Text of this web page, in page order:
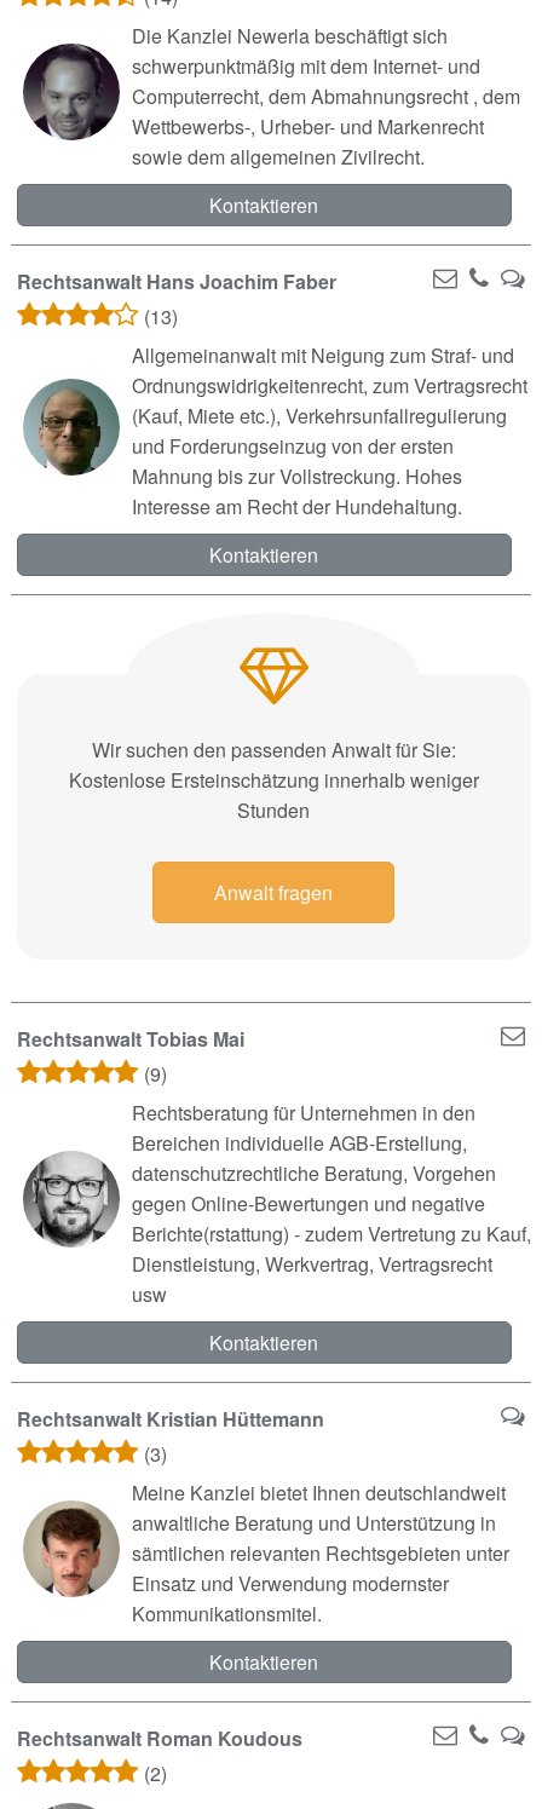
Die Kanzlei Newerla beschäftigt sich
schwerpunktmäßig mit dem Internet- und
Computerrecht, dem Abmahnungsrecht , dem
Wettbewerbs-, Urheber- und Markenrecht
sowie dem allgemeinen Zivilrecht.
Kontaktieren
Rechtsanwalt Hans Joachim Faber
(13)
Allgemeinanwalt mit Neigung zum Straf- und
Ordnungswidrigkeitenrecht, zum Vertragsrecht
(Kauf, Miete etc.), Verkehrsunfallregulierung
und Forderungseinzug von der ersten
Mahnung bis zur Vollstreckung. Hohes
Interesse am Recht der Hundehaltung.
Kontaktieren
Wir suchen den passenden Anwalt für Sie:
Kostenlose Ersteinschätzung innerhalb weniger
Stunden
Anwalt fragen
Rechtsanwalt Tobias Mai
(9)
Rechtsberatung für Unternehmen in den
Bereichen individuelle AGB-Erstellung,
datenschutzrechtliche Beratung, Vorgehen
gegen Online-Bewertungen und negative
Berichte(rstattung) - zudem Vertretung zu Kauf,
Dienstleistung, Werkvertrag, Vertragsrecht
usw
Kontaktieren
Rechtsanwalt Kristian Hüttemann
(3)
Meine Kanzlei bietet Ihnen deutschlandweit
anwaltliche Beratung und Unterstützung in
sämtlichen relevanten Rechtsgebieten unter
Einsatz und Verwendung modernster
Kommunikationsmitel.
Kontaktieren
Rechtsanwalt Roman Koudous
(2)